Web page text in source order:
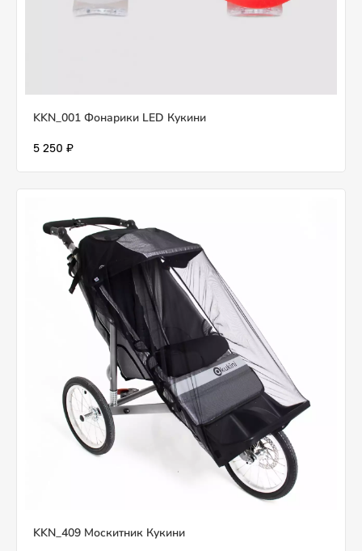
KKN_001 Фонарики LED Кукини
5 250 ₽
KKN_409 Москитник Кукини